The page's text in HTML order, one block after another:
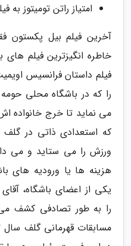
امتیاز راتن تومیتوز به فیلم: 63
آخرین فیلم بیل پکستون
خاطره انگیزترین فیلم
فیلم داستان فرانسیس
را که در باشگاه محلی
می نماید تا خرج خانواده
که استعدادی ذاتی در گلف
ورزش را می ستاید و می
هزینه ها یا ورودیه های
یکی از اعضای باشگاه،
را به طور تصادفی کشف می